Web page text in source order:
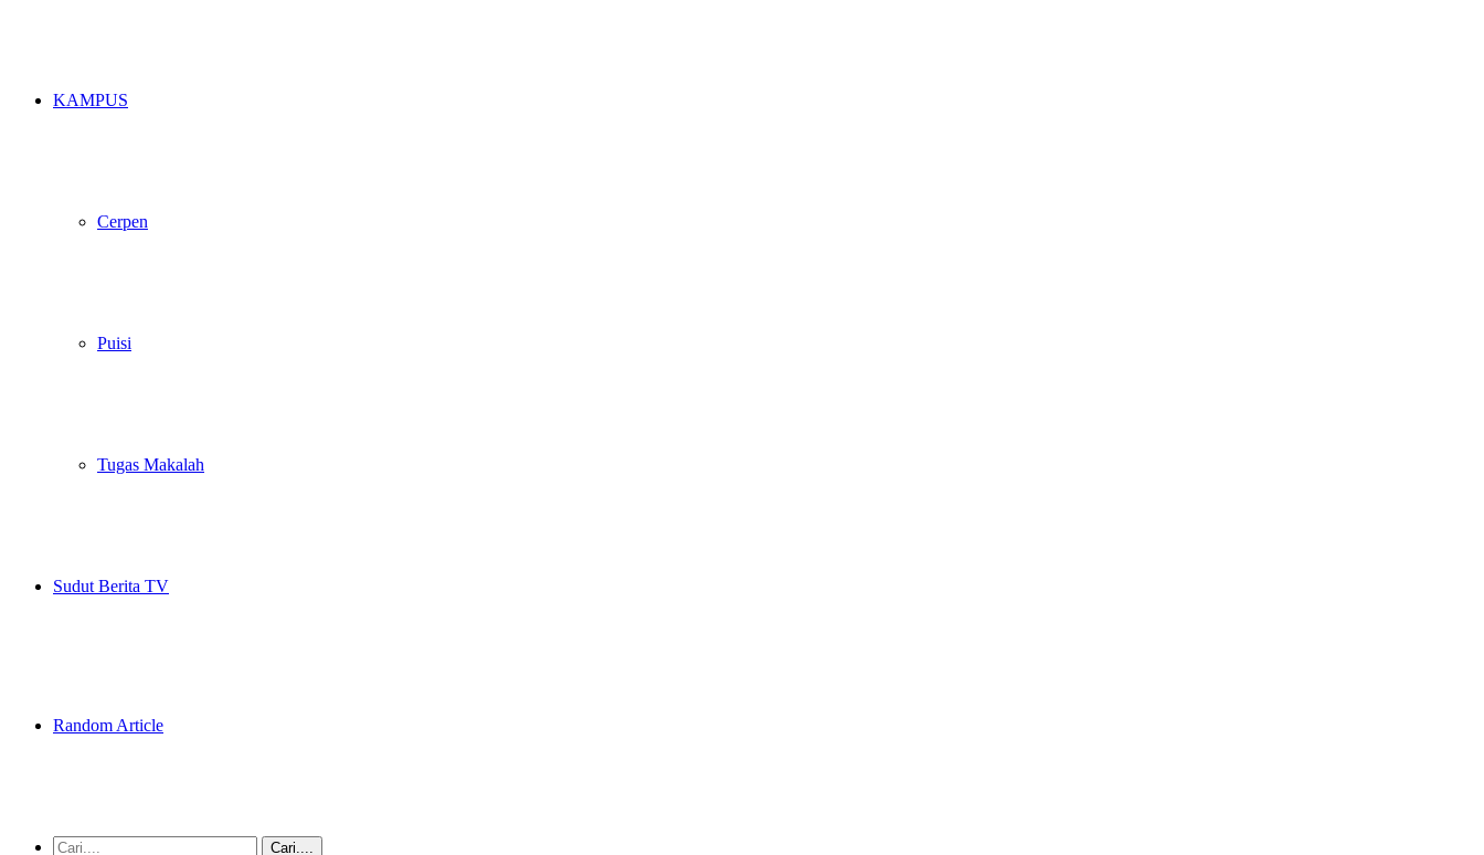
KAMPUS
Cerpen
Puisi
Tugas Makalah
Sudut Berita TV
Random Article
Cari....